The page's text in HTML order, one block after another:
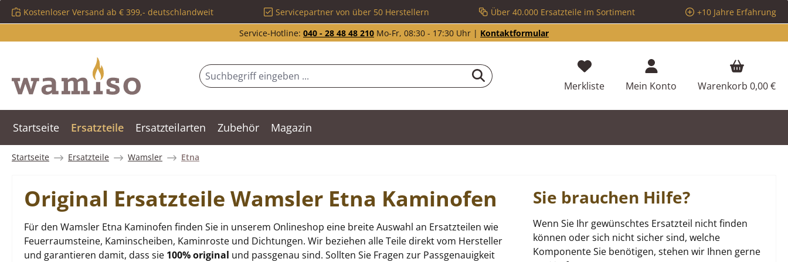
Hauptinhalt springen
Zur Suche springen
Zur Hauptnavigation springen
Kostenloser Versand ab € 399,- deutschlandweit Servicepartner von über 50 Herstellern Über 40.000 Ersatzteile im Sortiment
+10 Jahre Erfahrung
Service-Hotline: 040 - 28 48 48 210 Mo-Fr, 08:30 - 17:30 Uhr | Kontaktformular
MerklisteDu hast 0 Produkte auf dem Merkzettel
Mein Konto Warenkorb 0,00 €
Startseite Ersatzteile Ersatzteilarten Zubehör Magazin
Startseite Ersatzteile Wamsler Etna
Original Ersatzteile Wamsler Etna Kaminofen
Für den Wamsler Etna Kaminofen finden Sie in unserem Onlineshop eine breite Auswahl an Ersatzteilen wie
Feuerraumsteine, Kaminscheiben, Kaminroste und Dichtungen. Wir beziehen alle Teile direkt vom Hersteller
und garantieren damit, dass sie 100% original und passgenau sind. Sollten Sie Fragen zur Passgenauigkeit
Sie brauchen Hilfe?
Wenn Sie Ihr gewünschtes Ersatzteil nicht finden
können oder sich nicht sicher sind, welche
Komponente Sie benötigen, stehen wir Ihnen gerne